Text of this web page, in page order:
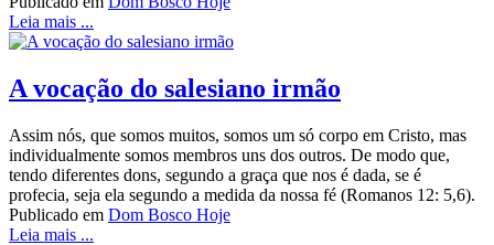
Leia mais ...
A vocação do salesiano irmão
Assim nós, que somos muitos, somos um só corpo em Cristo, mas
individualmente somos membros uns dos outros. De modo que,
tendo diferentes dons, segundo a graça que nos é dada, se é
profecia, seja ela segundo a medida da nossa fé (Romanos 12: 5,6).
Publicado em Dom Bosco Hoje
Leia mais ...